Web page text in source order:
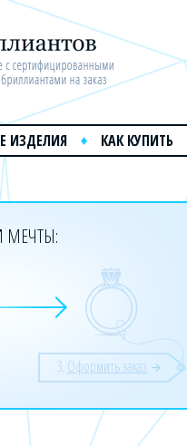
ИЗДЕЛИЯ КАК КУПИТЬ
МЕЧТЫ:
3. Оформить заказ